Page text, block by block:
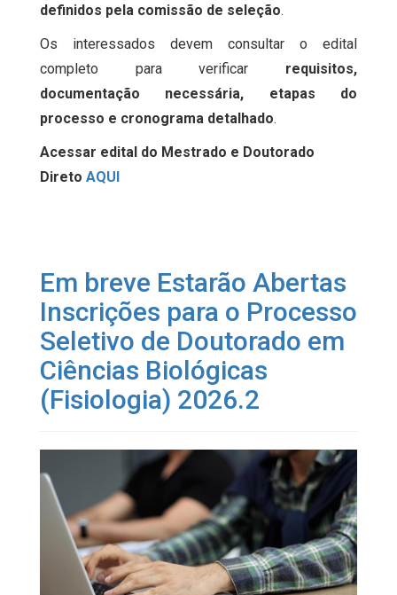
definidos pela comissão de seleção.
Os interessados devem consultar o edital
completo para verificar requisitos,
documentação necessária, etapas do
processo e cronograma detalhado.
Acessar edital do Mestrado e Doutorado
Direto AQUI
Em breve Estarão Abertas
Inscrições para o Processo
Seletivo de Doutorado em
Ciências Biológicas
(Fisiologia) 2026.2